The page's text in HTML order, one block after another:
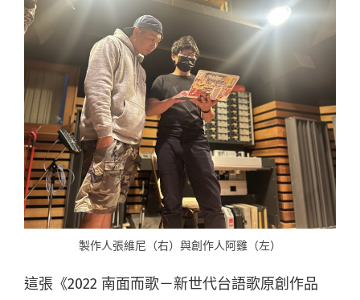
製作人張維尼（右）與創作人阿雞（左）
這張《2022 南面而歌－新世代台語歌原創作品